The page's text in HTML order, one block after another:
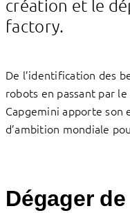
création et le
factory.
De l’identification des
robots en passant par
Capgemini apporte son
d’ambition mondiale
Dégager